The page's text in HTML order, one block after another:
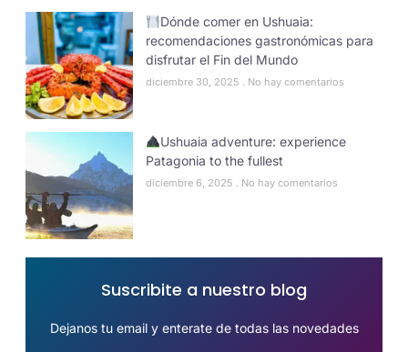
Dónde comer en Ushuaia:
recomendaciones gastronómicas para
disfrutar el Fin del Mundo
diciembre 30, 2025 No hay comentarios
Ushuaia adventure: experience
Patagonia to the fullest
diciembre 6, 2025 No hay comentarios
Suscribite a nuestro blog
Dejanos tu email y enterate de todas las novedades